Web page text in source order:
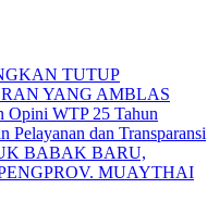
TUTUP
YANG AMBLAS
Opini WTP 25 Tahun
Pelayanan dan Transparansi
BABAK BARU,
MUAYTHAI